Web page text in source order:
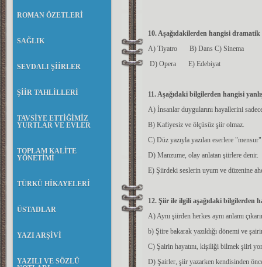
ROMAN ÖZETLERİ
SAĞLIK
SEVDALI ŞİİRLER
ŞİİR TAHLİLLERİ
TAVSİYE ETTİĞİMİZ
YURTLAR VE EVLER
TOPLAM KALİTE
YÖNETİMİ
TÜRKÜ HİKAYELERİ
ÜSTADLAR
YAZI ARŞİVİ
YAZILI VE SÖZLÜ
10. Aşağıdakilerden hangisi
A) Tiyatro B) Dans C) Sinema
D) Opera E) Edebiyat
11. Aşağıdaki bilgilerden hangisi
A) İnsanlar duygularını hayallerini
B) Kafiyesiz ve ölçüsüz şiir olmaz.
C) Düz yazıyla yazılan eserlere
D) Manzume, olay anlatan şiirlere denir.
E) Şiirdeki seslerin uyum ve düzenine
12. Şiir ile ilgili aşağıdaki bilgilerden
A) Aynı şiirden herkes aynı anlamı
b) Şiire bakarak yazıldığı dönemi ve
C) Şairin hayatını, kişiliği bilmek şiiri
D) Şairler, şiir yazarken kendisinden